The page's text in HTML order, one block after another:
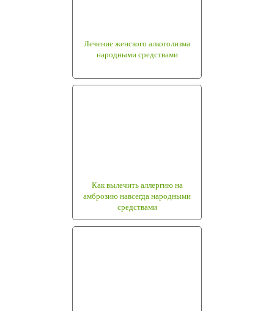
Лечение женского алкоголизма
народными средствами
Как вылечить аллергию на
амброзию навсегда народными
средствами